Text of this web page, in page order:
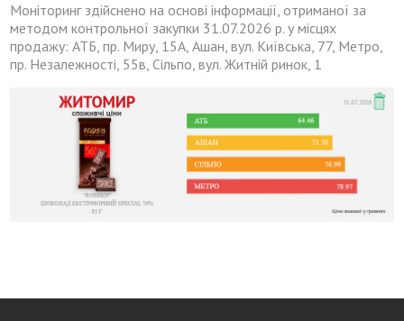
Моніторинг здійснено на основі інформації, отриманої за
методом контрольної закупки 31.07.2026 р. у місцях
продажу: АТБ, пр. Миру, 15А, Ашан, вул. Київська, 77, Метро,
пр. Незалежності, 55в, Сільпо, вул. Житній ринок, 1